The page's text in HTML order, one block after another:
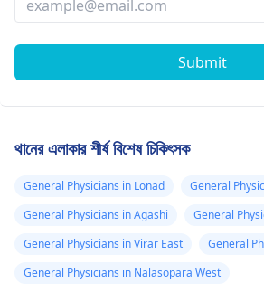
Submit
থানের এলাকার শীর্ষ বিশেষ চিকিৎসক
General Physicians in Lonad
General
General Physicians in Agashi
General
General Physicians in Virar East
General
General Physicians in Nalasopara West